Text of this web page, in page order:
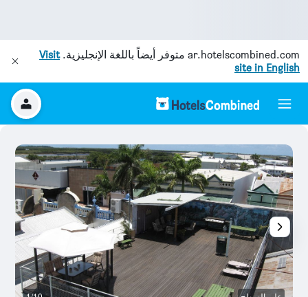
ar.hotelscombined.com متوفر أيضاً باللغة الإنجليزية.Visit
site in English